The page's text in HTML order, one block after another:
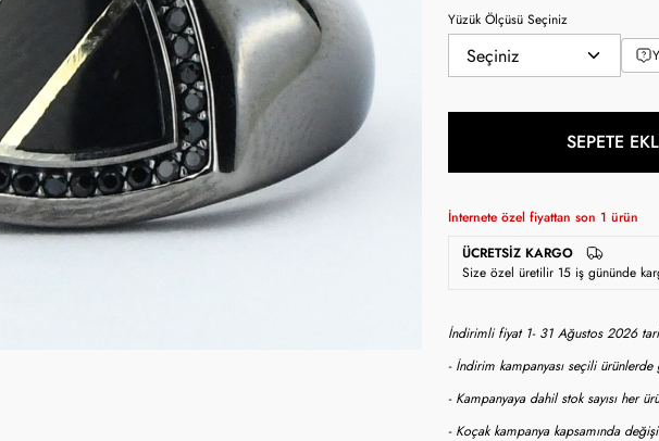
Yüzük Ölçüsü Seçiniz
SEPETE
İnternete özel fiyattan son 1 ürün
ÜCRETSIZ KARGO
Size özel üretilir 15 iş gününde
İndirimli fiyat 1- 31 Ağustos 2026
- İndirim kampanyası seçili ürünlerde
- Kampanyaya dahil stok sayısı her
- Koçak kampanya kapsamında